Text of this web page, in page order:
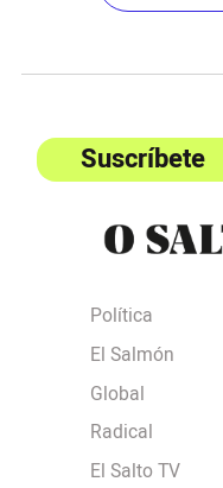
Suscríbete
Política
El Salmón
Global
Radical
El Salto TV